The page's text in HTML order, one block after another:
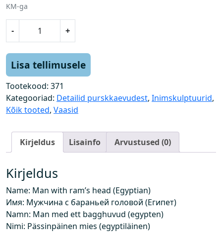
KM-ga
-
o
i
n
a
g
a
(
e
g
i
p
+
Lisa tellimusele
Tootekood: 371
Kategooriad: Detailid purskkaevudest, Inimskulptuurid,
Kõik tooted, Vaasid
Kirjeldus Lisainfo Arvustused (0)
Kirjeldus
Name: Man with ram’s head (Egyptian)
Имя: Мужчина с бараньей головой (Египет)
Namn: Man med ett bagghuvud (egypten)
Nimi: Pässinpäinen mies (egyptiläinen)